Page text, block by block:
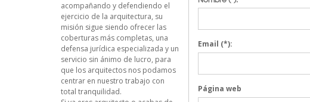
Email (*):
Página web
acompañando y defendiendo el
ejercicio de la arquitectura, su
misión sigue siendo ofrecer las
coberturas más completas, una
defensa jurídica especializada y un
servicio sin ánimo de lucro, para
que los arquitectos nos podamos
centrar en nuestro trabajo con
total tranquilidad.